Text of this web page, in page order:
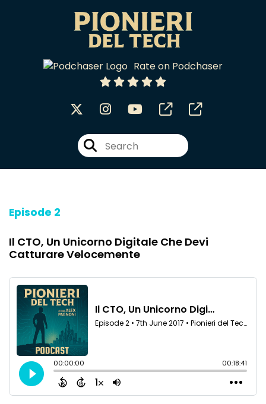
Rate on Podchaser
Episode 2
Il CTO, Un Unicorno Digitale Che Devi
Catturare Velocemente